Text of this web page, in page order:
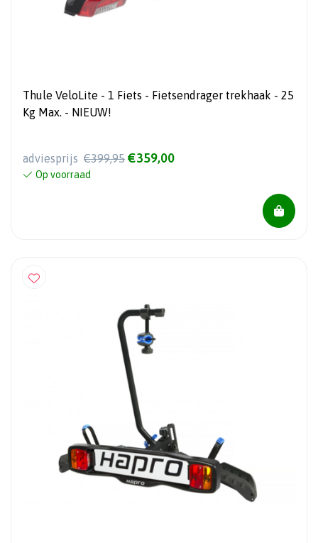
Thule VeloLite - 1 Fiets - Fietsendrager trekhaak - 25
Kg Max. - NIEUW!
adviesprijs €399,95 €359,00
Op voorraad